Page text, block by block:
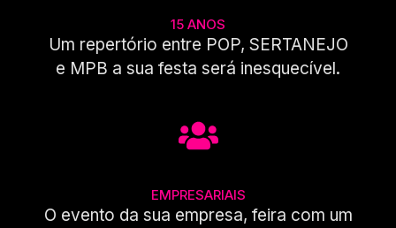
15 ANOS
Um repertório entre POP, SERTANEJO
e MPB a sua festa será inesquecível.
EMPRESARIAIS
O evento da sua empresa, feira com um